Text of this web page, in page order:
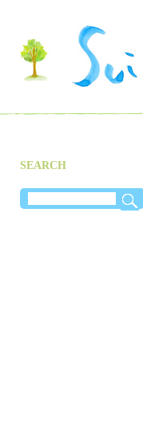
SEARCH